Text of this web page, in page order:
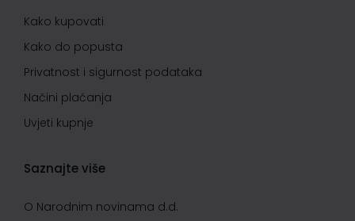
Kako kupovati
Kako do popusta
Privatnost i sigurnost podataka
Načini plaćanja
Uvjeti kupnje
Saznajte više
O Narodnim novinama d.d.